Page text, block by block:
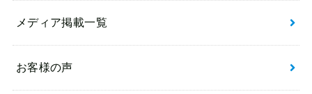
メディア掲載一覧
お客様の声